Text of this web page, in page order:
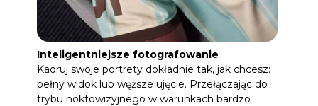
Inteligentniejsze fotografowanie
Kadruj swoje portrety dokładnie tak, jak chcesz:
pełny widok lub węższe ujęcie. Przełączając do
trybu noktowizyjnego w warunkach bardzo